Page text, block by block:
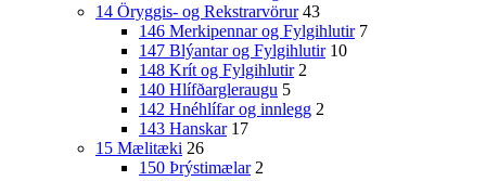
14 Öryggis- og Rekstrarvörur 43
146 Merkipennar og Fylgihlutir 7
147 Blýantar og Fylgihlutir 10
148 Krít og Fylgihlutir 2
140 Hlífðargleraugu 5
142 Hnéhlífar og innlegg 2
143 Hanskar 17
15 Mælitæki 26
150 Þrýstimælar 2